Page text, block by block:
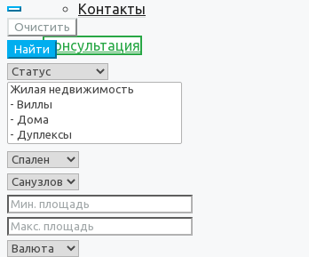
Контакты
Консультация
Очистить
Найти